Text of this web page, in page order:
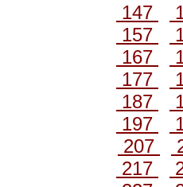
147
157
167
177
187
197
207
217